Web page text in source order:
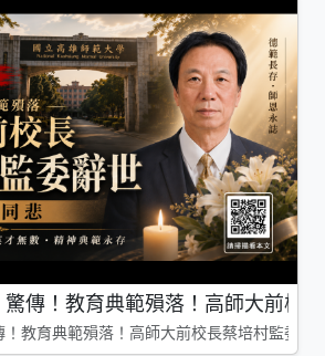
驚傳！教育典範殞落！高師大前校
！教育典範殞落！高師大前校長蔡培村監委